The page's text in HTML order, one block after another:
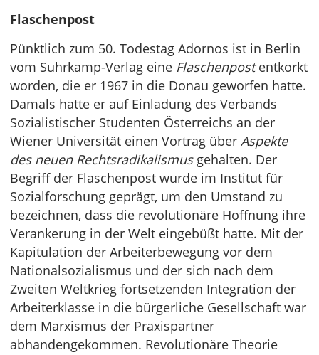
Flaschenpost
Pünktlich zum 50. Todestag Adornos ist in Berlin
vom Suhrkamp-Verlag eine Flaschenpostentkorkt
worden, die er 1967 in die Donau geworfen hatte.
Damals hatte er auf Einladung des Verbands
Sozialistischer Studenten Österreichs an der
Wiener Universität einen Vortrag über Aspekte
des neuen Rechtsradikalismusgehalten. Der
Begriff der Flaschenpost wurde im Institut für
Sozialforschung geprägt, um den Umstand zu
bezeichnen, dass die revolutionäre Hoffnung ihre
Verankerung in der Welt eingebüßt hatte. Mit der
Kapitulation der Arbeiterbewegung vor dem
Nationalsozialismus und der sich nach dem
Zweiten Weltkrieg fortsetzenden Integration der
Arbeiterklasse in die bürgerliche Gesellschaft war
dem Marxismus der Praxispartner
abhandengekommen. Revolutionäre Theorie